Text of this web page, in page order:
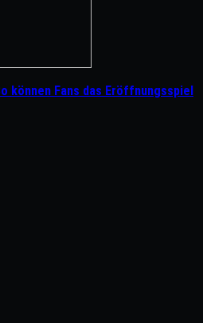
können Fans das Eröffnungsspiel